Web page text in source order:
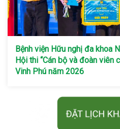
Bệnh viện Hữu nghị đa khoa
Hội thi “Cán bộ và đoàn viên
Vinh Phú năm 2026